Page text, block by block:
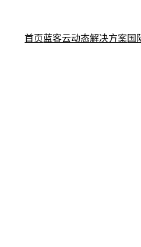
首页蓝客云动态解决方案国